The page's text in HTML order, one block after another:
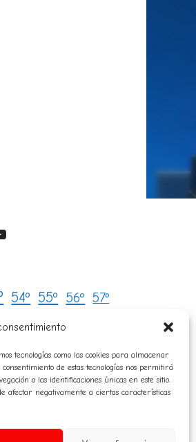
tecnologías como las cookies para almacenar
de estas tecnologías nos permitirá
o las identificaciones únicas en este sitio.
afectar negativamente a ciertas características
54º 55º 56º 57º
campeones
composición
historico
premiosespeciales